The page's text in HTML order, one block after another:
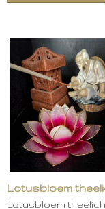
Lotusbloem
Lotusbloem